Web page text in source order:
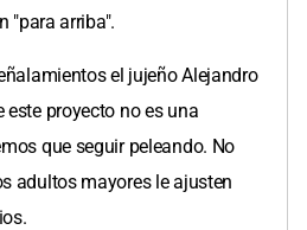
"para arriba".
el jujeño Alejandro
este proyecto no es una
que seguir peleando. No
adultos mayores le ajusten